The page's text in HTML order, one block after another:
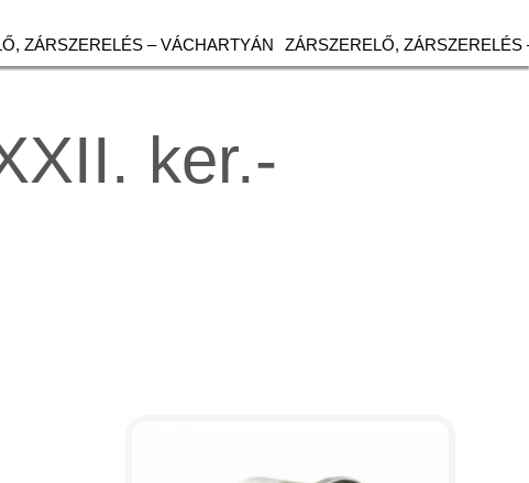
ZÁRSZERELÉS – VÁCHARTYÁN ZÁRSZERELŐ, ZÁRSZERELÉS
ker.-